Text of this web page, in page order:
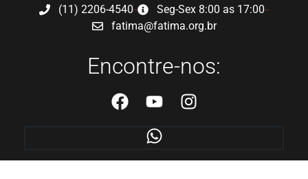
(11) 2206-4540
Seg-Sex 8:00 as 17:00
fatima@fatima.org.br
Encontre-nos: